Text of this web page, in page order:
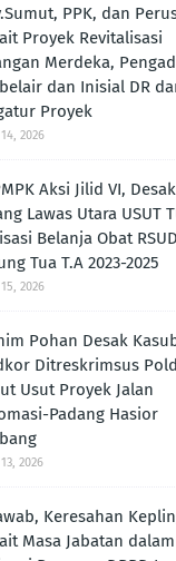
PPK, dan
Proyek Revitalisasi
Merdeka,
dan Inisial DR
Proyek
2026
Aksi Jilid VI,
Lawas Utara USUT
Belanja Obat RSUD
Tua T.A 2023-2025
2026
Pohan Desak
Ditreskrimsus
Usut Proyek Jalan
Padang Hasior
2026
Keresahan
Masa Jabatan dalam